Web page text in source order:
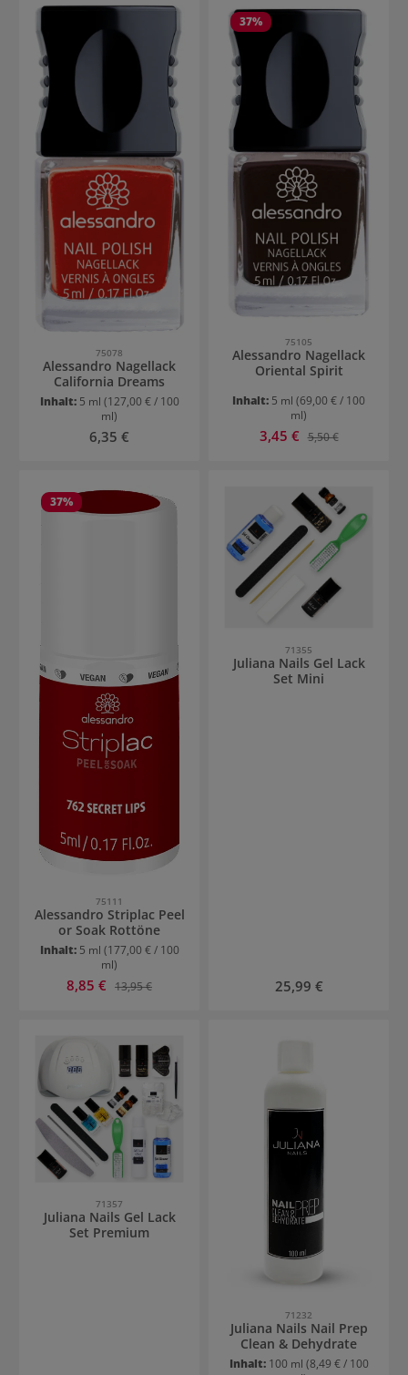
75078
Alessandro Nagellack
California Dreams
Inhalt: 5 ml (127,00 € / 100
ml)
Regulärer Preis:
6,35 €
37%
75105
Alessandro Nagellack
Oriental Spirit
Inhalt: 5 ml (69,00 € / 100
ml)
Verkaufspreis:
3,45 € Regulärer Preis:
5,50 €
37%
75111
Alessandro Striplac Peel
or Soak Rottöne
Inhalt: 5 ml (177,00 € / 100
ml)
Verkaufspreis:
8,85 € Regulärer Preis:
13,95 €
71355
Juliana Nails Gel Lack
Set Mini
Regulärer Preis:
25,99 €
71357
Juliana Nails Gel Lack
Set Premium
71232
Juliana Nails Nail Prep
Clean & Dehydrate
Inhalt: 100 ml (8,49 € / 100